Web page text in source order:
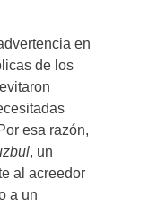
en
de los
esa razón,
, un
al acreedor
a un